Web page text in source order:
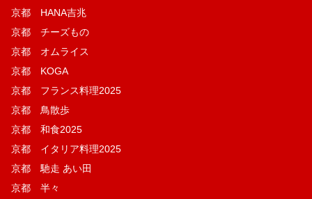
京都 HANA吉兆
京都 チーズもの
京都 オムライス
京都 KOGA
京都 フランス料理2025
京都 鳥散歩
京都 和食2025
京都 イタリア料理2025
京都 馳走 あい田
京都 半々